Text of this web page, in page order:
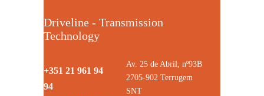
Driveline - Transmission
Technology
+351 21 961 94
94
Av. 25 de Abril, nº93B
2705-902 Terrugem
SNT